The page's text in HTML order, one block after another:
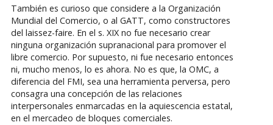
También es curioso que considere a la Organización
Mundial del Comercio, o al GATT, como constructores
del laissez-faire. En el s. XIX no fue necesario crear
ninguna organización supranacional para promover el
libre comercio. Por supuesto, ni fue necesario entonces
ni, mucho menos, lo es ahora. No es que, la OMC, a
diferencia del FMI, sea una herramienta perversa, pero
consagra una concepción de las relaciones
interpersonales enmarcadas en la aquiescencia estatal,
en el mercadeo de bloques comerciales.